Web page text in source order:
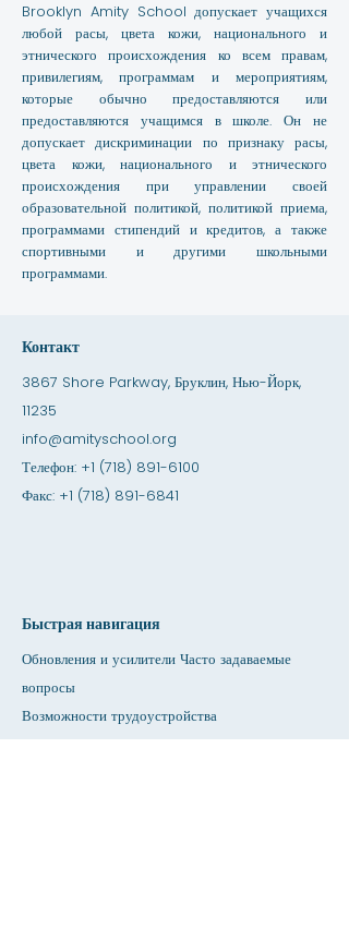
Brooklyn Amity School допускает учащихся
любой расы, цвета кожи, национального и
этнического происхождения ко всем правам,
привилегиям, программам и мероприятиям,
которые обычно предоставляются или
предоставляются учащимся в школе. Он не
допускает дискриминации по признаку расы,
цвета кожи, национального и этнического
происхождения при управлении своей
образовательной политикой, политикой приема,
программами стипендий и кредитов, а также
спортивными и другими школьными
программами.
Контакт
3867 Shore Parkway, Бруклин, Нью-Йорк,
11235
info@amityschool.org
Телефон: +1 (718) 891-6100
Факс: +1 (718) 891-6841
Быстрая навигация
Обновления и усилители Часто задаваемые
вопросы
Возможности трудоустройства
Возможности стажировки